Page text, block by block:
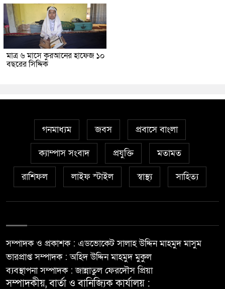
মাত্র ৬ মাসে কুরআনের হাফেজ ১০
বছরের সিদ্দিক
গনমাধ্যম জবস প্রবাসে বাংলা
ক্যাম্পাস সংবাদ প্রযুক্তি মতামত
রাশিফল লাইফ স্টাইল স্বাস্থ্য সাহিত্য
সম্পাদক ও প্রকাশক : এডভোকেট সালাহ উদ্দিন মাহমুদ মাসুম
ভারপ্রাপ্ত সম্পাদক : অহিদ উদ্দিন মাহমুদ মুকুল
ব্যবস্থাপনা সম্পাদক : জান্নাতুল ফেরদৌস প্রিয়া
সম্পাদকীয়, বার্তা ও বানিজ্যিক কার্যালয় :